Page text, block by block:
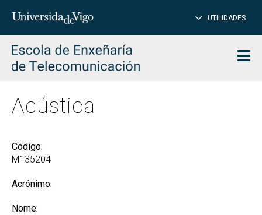
Introduce
para
buscar
UTILIDADES
Acústica
Código:
M135204
Acrónimo:
Nome: